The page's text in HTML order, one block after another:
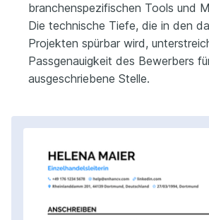
branchenspezifischen Tools und
Die technische Tiefe, die in den
Projekten spürbar wird,
Passgenauigkeit des Bewerbers
ausgeschriebene Stelle.